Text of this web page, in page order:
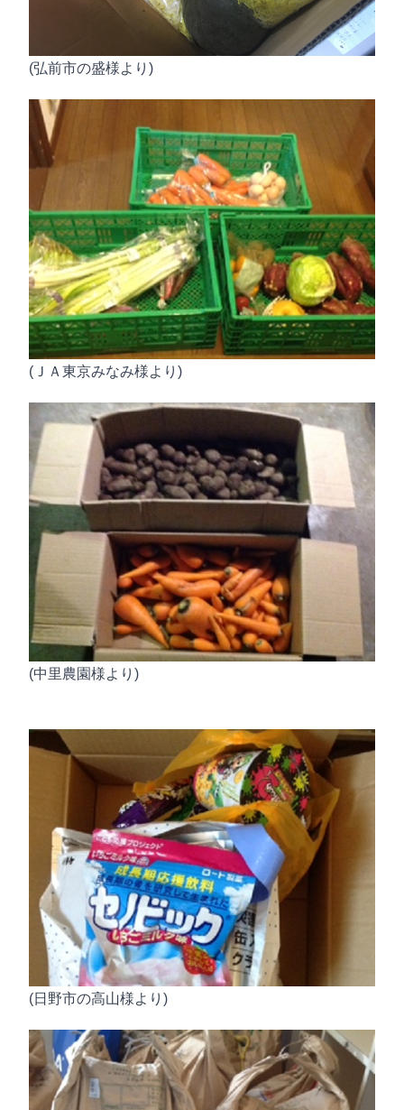
(弘前市の盛様より)
(ＪＡ東京みなみ様より)
(中里農園様より)
(日野市の高山様より)